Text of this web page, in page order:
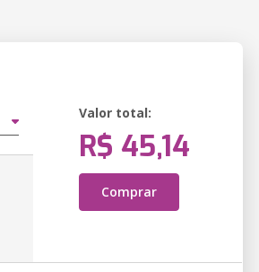
Valor total:
R$ 45,14
Comprar